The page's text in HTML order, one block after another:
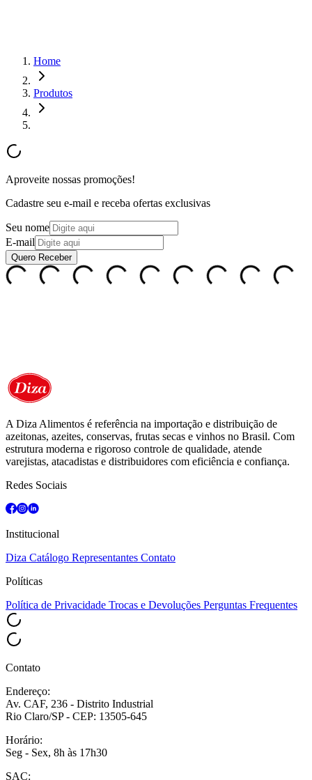
Home
Produtos
Aproveite nossas promoções!
Cadastre seu e-mail e receba ofertas exclusivas
Seu nome
E-mail
Quero Receber
A Diza Alimentos é referência na importação e distribuição de
azeitonas, azeites, conservas, frutas secas e vinhos no Brasil. Com
estrutura moderna e rigoroso controle de qualidade, atende
varejistas, atacadistas e distribuidores com eficiência e confiança.
Redes Sociais
Institucional
Diza Catálogo Representantes Contato
Políticas
Política de Privacidade Trocas e Devoluções Perguntas Frequentes
Contato
Endereço:
Av. CAF, 236 - Distrito Industrial
Rio Claro/SP - CEP: 13505-645
Horário:
Seg - Sex, 8h às 17h30
SAC: